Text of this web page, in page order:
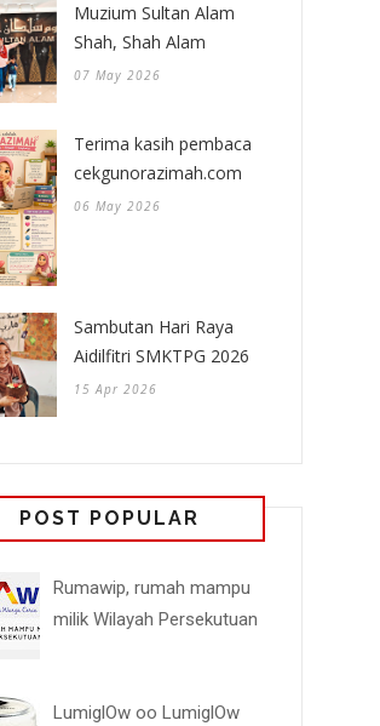
Muzium Sultan Alam
Shah, Shah Alam
07 May 2026
Terima kasih pembaca
cekgunorazimah.com
06 May 2026
Sambutan Hari Raya
Aidilfitri SMKTPG 2026
15 Apr 2026
POST POPULAR
Rumawip, rumah mampu
milik Wilayah Persekutuan
LumiglOw oo LumiglOw